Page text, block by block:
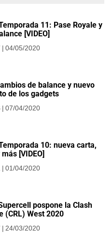
11: Pase Royale y
[VIDEO]
| 04/05/2020
de balance y nuevo
de los gadgets
| 07/04/2020
10: nueva carta,
[VIDEO]
| 01/04/2020
pospone la Clash
(CRL) West 2020
| 24/03/2020